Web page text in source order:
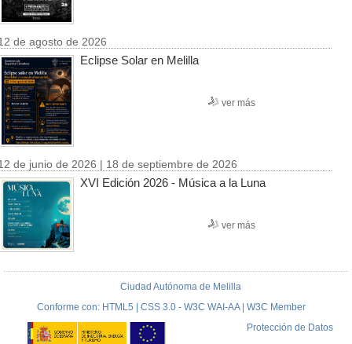
de agosto de 2026
Eclipse Solar en Melilla
ver más
de junio de 2026 | 18 de septiembre de 2026
XVI Edición 2026 - Música a la Luna
ver más
Ciudad Autónoma de Melilla
Conforme con: HTML5 | CSS 3.0 - W3C WAI-AA | W3C Member
Protección de Datos